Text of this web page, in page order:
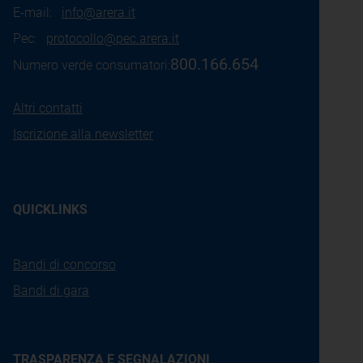
E-mail: info@arera.it
Pec: protocollo@pec.arera.it
Numero verde consumatori:800.166.654
Altri contatti
Iscrizione alla newsletter
QUICKLINKS
Bandi di concorso
Bandi di gara
TRASPARENZA E SEGNALAZIONI